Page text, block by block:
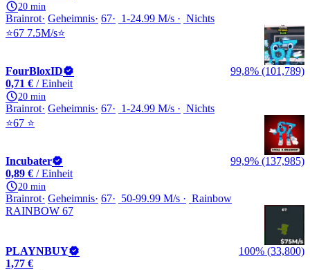
20 min
Brainrot Geheimnis 67 1-24.99 M/s
Nichts
⭐67 7.5M/s⭐
FourBloxID
99,8% (101,789)
0,71 € / Einheit
20 min
Brainrot Geheimnis 67 1-24.99 M/s
Nichts
⭐67 ⭐
Incubater
99,9% (137,985)
0,89 € / Einheit
20 min
Brainrot Geheimnis 67 50-99.99 M/s
Rainbow
RAINBOW 67
PLAYNBUY
100% (33,800)
1,77 €